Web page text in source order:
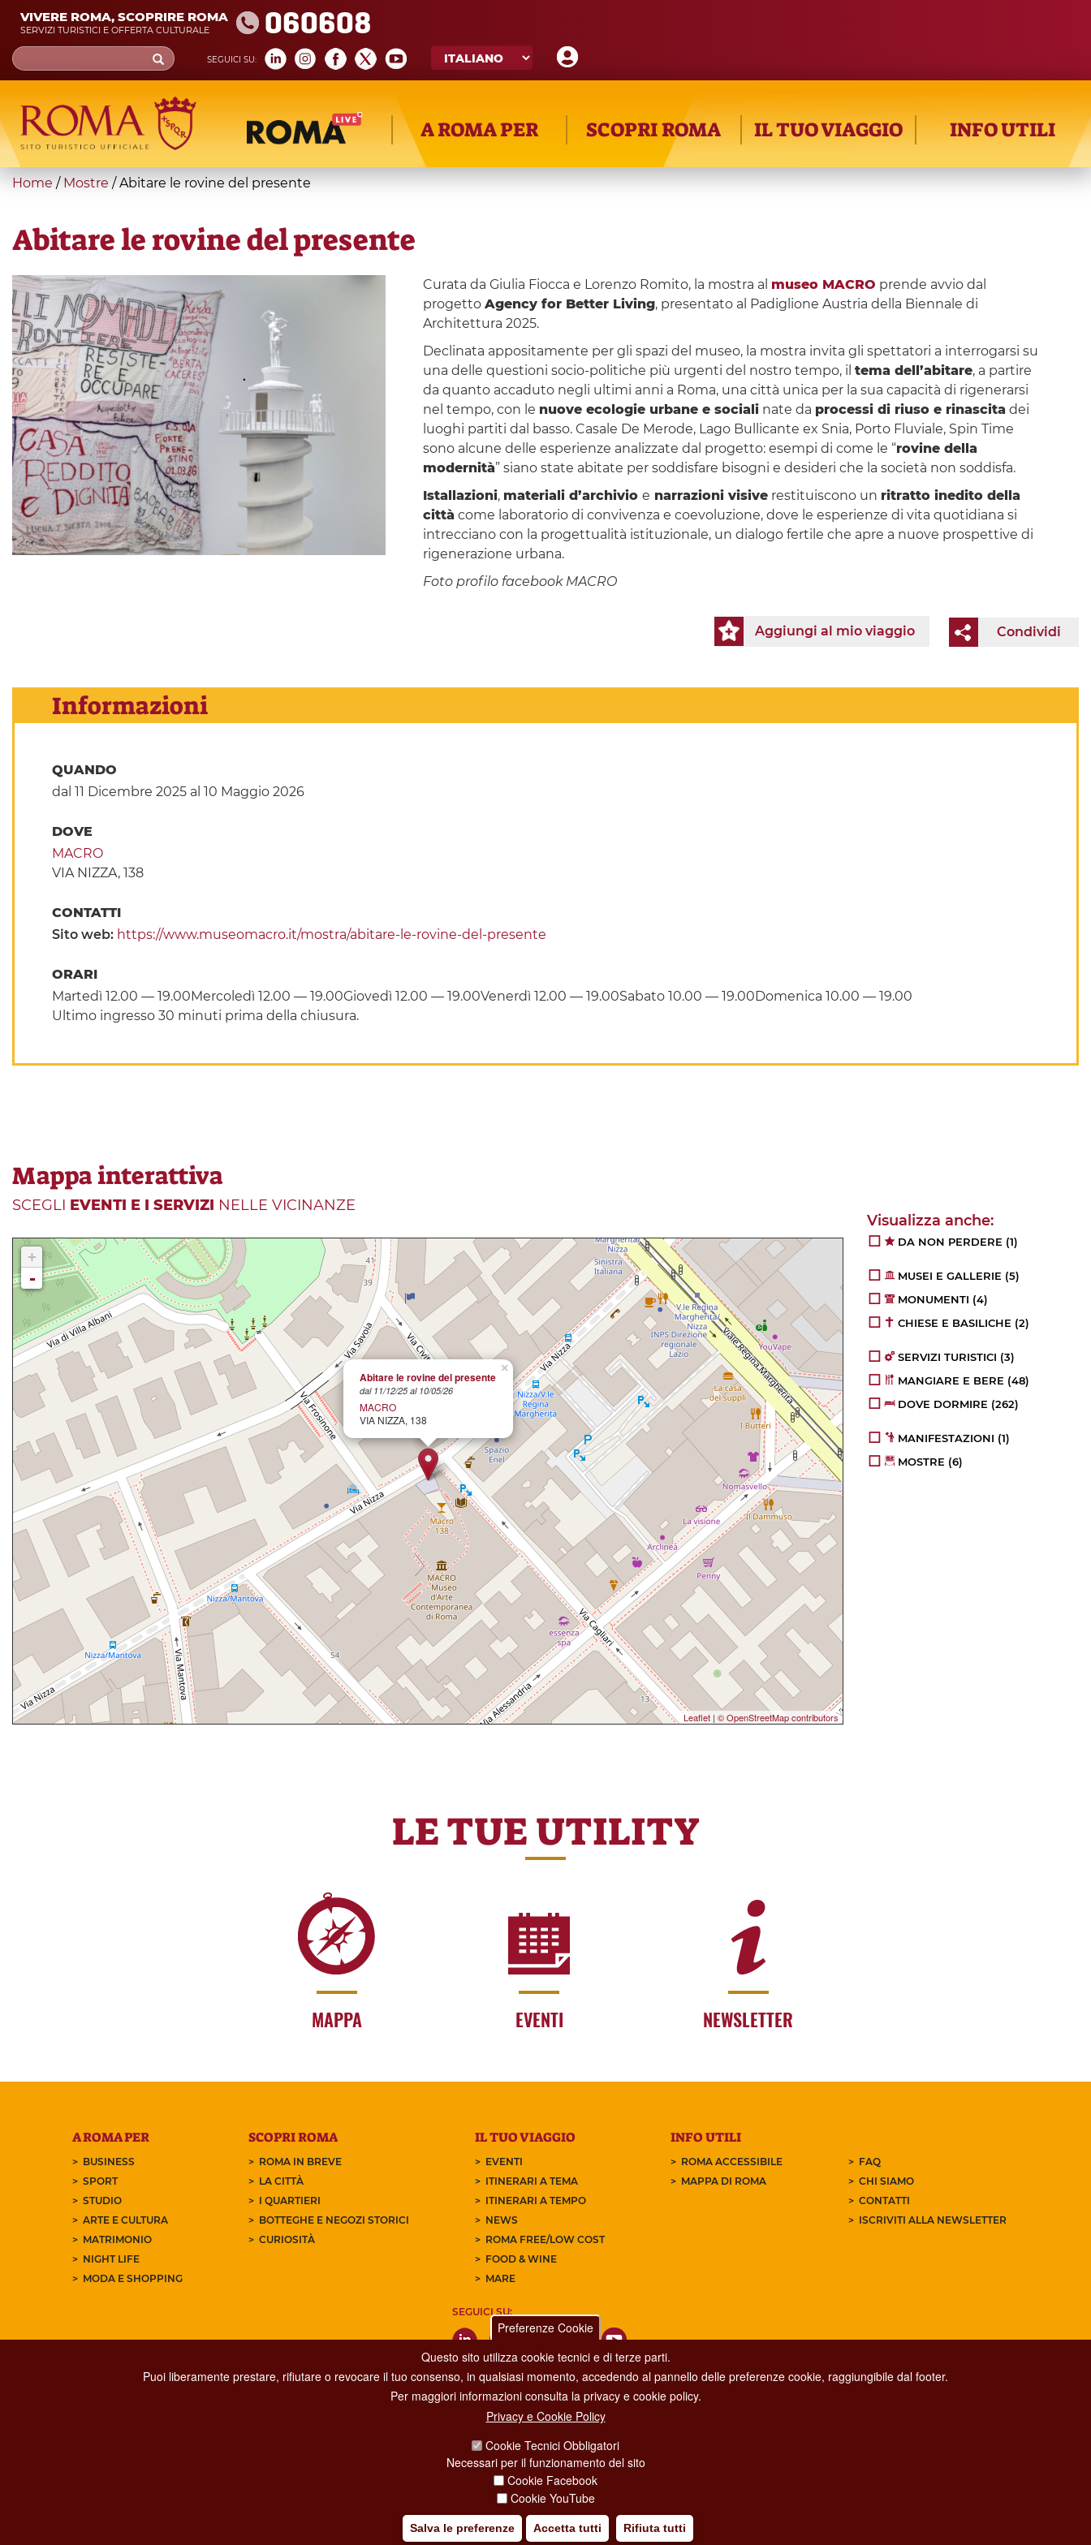
Skip
main
content
VIVERE ROMA, SCOPRIRE ROMA
SERVIZI TURISTICI E OFFERTA CULTURALE 060608
SEGUICI SU:
Search
form
Cerca
A ROMA PER SCOPRI ROMA IL TUO VIAGGIO INFO UTILI
You
here
Home / Mostre /Abitare le rovine del presente
Abitare le rovine del presente
Curata da Giulia Fiocca e Lorenzo Romito, la mostra al museo MACRO prende avvio dal
progetto Agency for Better Living, presentato al Padiglione Austria della Biennale di
Architettura 2025.
Declinata appositamente per gli spazi del museo, la mostra invita gli spettatori a interrogarsi su
una delle questioni socio-politiche più urgenti del nostro tempo, il tema dell’abitare, a partire
da quanto accaduto negli ultimi anni a Roma, una città unica per la sua capacità di rigenerarsi
nel tempo, con le nuove ecologie urbane e socialinate da processi di riuso e rinascita dei
luoghi partiti dal basso. Casale De Merode, Lago Bullicante ex Snia, Porto Fluviale, Spin Time
sono alcune delle esperienze analizzate dal progetto: esempi di come le “rovine della
modernità” siano state abitate per soddisfare bisogni e desideri che la società non soddisfa.
Istallazioni, materiali d’archivio e narrazioni visiverestituiscono un ritratto inedito della
città come laboratorio di convivenza e coevoluzione, dove le esperienze di vita quotidiana si
intrecciano con la progettualità istituzionale, un dialogo fertile che apre a nuove prospettive di
rigenerazione urbana.
Foto profilo facebook MACRO
Condividi
Aggiungi al mio viaggio
Informazioni
QUANDO
dal 11 Dicembre 2025al 10 Maggio 2026
DOVE
MACRO
VIA NIZZA, 138
CONTATTI
Sito web: https://www.museomacro.it/mostra/abitare-le-rovine-del-presente
ORARI
Martedì 12.00 — 19.00Mercoledì 12.00 — 19.00Giovedì 12.00 — 19.00Venerdì 12.00 — 19.00Sabato 10.00 — 19.00Domenica 10.00 — 19.00
Ultimo ingresso 30 minuti prima della chiusura.
Mappa interattiva
SCEGLI EVENTI E I SERVIZI NELLE VICINANZE
×
Abitare le rovine del presente
dal 11/12/25 al 10/05/26
MACRO
VIA NIZZA, 138
+
-
Leaflet | © OpenStreetMap contributors
DA NON PERDERE (1)
MUSEI E GALLERIE (5)
MONUMENTI (4)
CHIESE E BASILICHE (2)
SERVIZI TURISTICI (3)
MANGIARE E BERE (48)
DOVE DORMIRE (262)
MANIFESTAZIONI (1)
MOSTRE (6)
LE TUE UTILITY
MAPPA EVENTI NEWSLETTER
A ROMA PER
BUSINESS
SPORT
STUDIO
ARTE E CULTURA
MATRIMONIO
NIGHT LIFE
MODA E SHOPPING
SCOPRI ROMA
ROMA IN BREVE
LA CITTÀ
I QUARTIERI
BOTTEGHE E NEGOZI STORICI
CURIOSITÀ
IL TUO VIAGGIO
EVENTI
ITINERARI A TEMA
ITINERARI A TEMPO
NEWS
ROMA FREE/LOW COST
FOOD & WINE
MARE
INFO UTILI
ROMA ACCESSIBILE
MAPPA DI ROMA
FAQ
CHI SIAMO
CONTATTI
ISCRIVITI ALLA NEWSLETTER
SEGUICI SU:
Dipartimento Grandi Eventi, Sport, Turismo e Moda.
Via di San Basilio, 51
00187 Roma
CREDITS COPYRIGHT
Preferenze Cookie
Questo sito utilizza cookie tecnici e di terze parti.
Puoi liberamente prestare, rifiutare o revocare il tuo consenso, in qualsiasi momento, accedendo al pannello delle preferenze cookie, raggiungibile dal footer.
Per maggiori informazioni consulta la privacy e cookie policy.
Privacy e Cookie Policy
Cookie Tecnici Obbligatori
Necessari per il funzionamento del sito
Cookie Facebook
Cookie YouTube
Salva le preferenze Accetta tutti Rifiuta tutti